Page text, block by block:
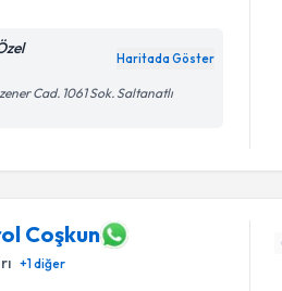
Haritada Göster
Cad. 1061 Sok. Saltanatlı
Coşkun
+1diğer